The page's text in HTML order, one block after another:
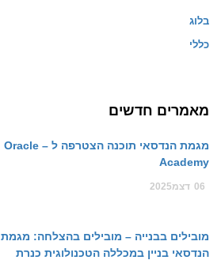
בלוג
כללי
מאמרים חדשים
מגמת הנדסאי תוכנה הצטרפה ל – Oracle
Academy
06 דצמ2025
מובילים בבנייה – מובילים בהצלחה: מגמת
הנדסאי בניין במכללה הטכנולוגית כנרת